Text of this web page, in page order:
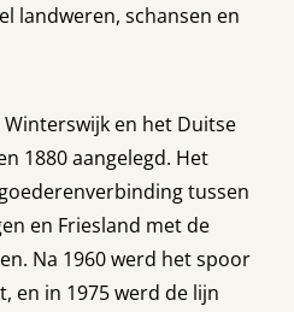
landweren, schansen en
en het Duitse
1880 aangelegd. Het
tussen
en Friesland met de
Na 1960 werd het spoor
en in 1975 werd de lijn